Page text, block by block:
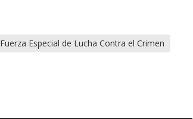
Fuerza Especial de Lucha Contra el Crimen